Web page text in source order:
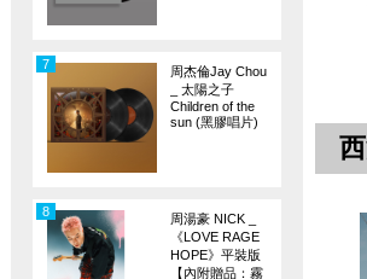
周杰倫Jay Chou
_ 太陽之子
Children of the
sun (黑膠唱片)
7
周湯豪 NICK _
《LOVE RAGE
HOPE》平裝版
【內附贈品：霧
8